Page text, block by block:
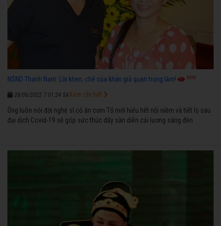
NSND Thanh Nam: Lời khen, chê của khán giả quan trọng lắm! 3590
28/06/2022 7:01:24 SA
Ông luôn nói đời nghệ sĩ có ăn cơm Tổ mới hiểu hết nỗi niềm và tiết lộ sau
đại dịch Covid-19 sẽ góp sức thúc đẩy sàn diễn cải lương sáng đèn
Xem chi tiết